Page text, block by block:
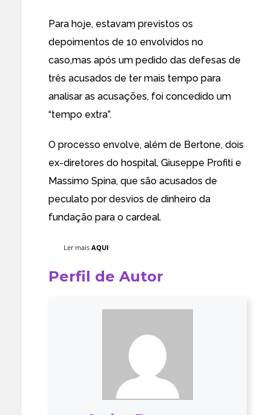
Para hoje, estavam previstos os
depoimentos de 10 envolvidos no
caso,mas após um pedido das defesas de
três acusados de ter mais tempo para
analisar as acusações, foi concedido um
“tempo extra”.
O processo envolve, além de Bertone, dois
ex-diretores do hospital, Giuseppe Profiti e
Massimo Spina, que são acusados de
peculato por desvios de dinheiro da
fundação para o cardeal.
Ler mais AQUI
Perfil de Autor